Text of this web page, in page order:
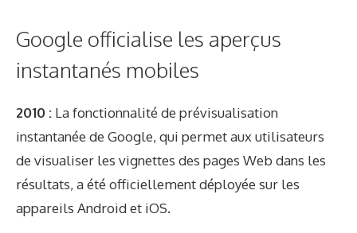
Google officialise les aperçus
instantanés mobiles
2010 : La fonctionnalité de prévisualisation
instantanée de Google, qui permet aux utilisateurs
de visualiser les vignettes des pages Web dans les
résultats, a été officiellement déployée sur les
appareils Android et iOS.